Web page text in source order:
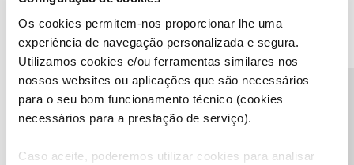
Os cookies permitem-nos proporcionar lhe uma
experiência de navegação personalizada e segura.
Utilizamos cookies e/ou ferramentas similares nos
nossos websites ou aplicações que são necessários
para o seu bom funcionamento técnico (cookies
necessários para a prestação de serviço).
Caso aceite, poderemos utilizar cookies para analisar
Descubra as novidades de junho